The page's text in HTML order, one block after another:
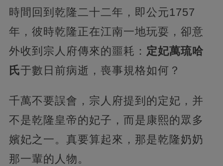
時間回到乾隆二十二年，即公元1757
年，彼時乾隆正在江南一地玩耍，卻意
外收到宗人府傳來的噩耗： 定妃萬琉哈
氏于數日前病逝，喪事規格如何？
千萬不要誤會，宗人府提到的定妃，并
不是乾隆皇帝的妃子，而是康熙的眾多
嬪妃之一。真要算起來，那是乾隆奶奶
那一輩的人物。